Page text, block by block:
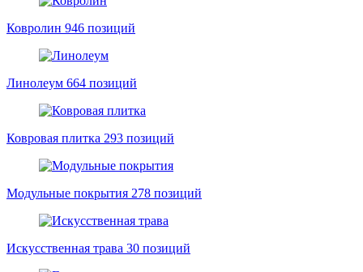
Ковролин 946 позиций
Линолеум 664 позиций
Ковровая плитка 293 позиций
Модульные покрытия 278 позиций
Искусственная трава 30 позиций